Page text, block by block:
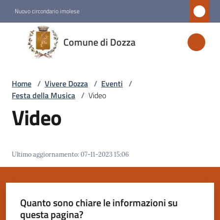
Nuovo circondario imolese
Comune di Dozza
Comune
di
Dozza
Servizi
Vivere
Dozza
Menu selezionato
Home / Vivere Dozza / Eventi /
Festa della Musica / Video
Video
Ultimo aggiornamento:07-11-2023 15:06
Quanto sono chiare le informazioni su
questa pagina?